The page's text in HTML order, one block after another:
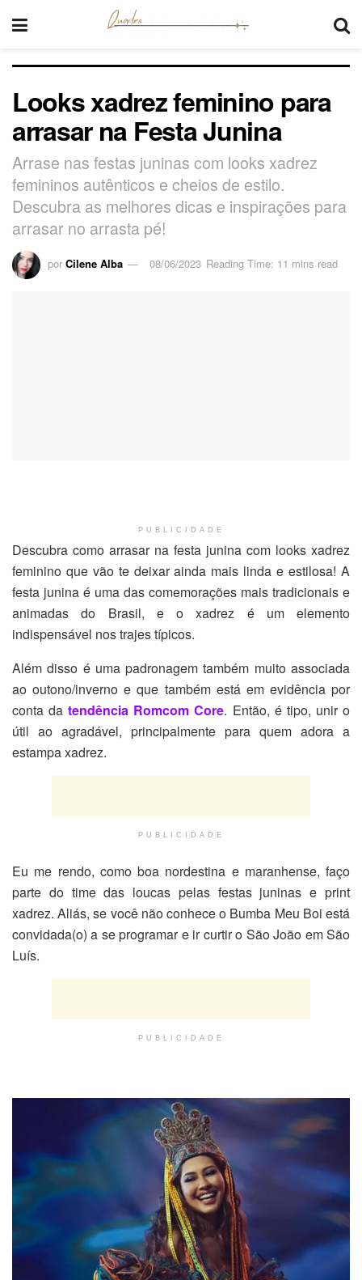
Looks xadrez feminino para
arrasar na Festa Junina
Arrase nas festas juninas com looks xadrez
femininos autênticos e cheios de estilo.
Descubra as melhores dicas e inspirações para
arrasar no arrasta pé!
por Cilene Alba 08/06/2023 Reading Time: 11 mins read
PUBLICIDADE
Descubra como arrasar na festa junina com looks xadrez
feminino que vão te deixar ainda mais linda e estilosa! A
festa junina é uma das comemorações mais tradicionais e
animadas do Brasil, e o xadrez é um elemento
indispensável nos trajes típicos.
Além disso é uma padronagem também muito associada
ao outono/inverno e que também está em evidência por
conta da tendência Romcom Core. Então, é tipo, unir o
útil ao agradável, principalmente para quem adora a
estampa xadrez.
PUBLICIDADE
Eu me rendo, como boa nordestina e maranhense, faço
parte do time das loucas pelas festas juninas e print
xadrez. Aliás, se você não conhece o Bumba Meu Boi está
convidada(o) a se programar e ir curtir o São João em São
Luís.
PUBLICIDADE